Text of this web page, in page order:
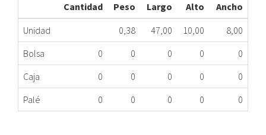
Cantidad Peso Largo Alto
Ancho
Unidad
0,38 47,00 10,00
8,00
Bolsa
0 0 0 0
0
Caja
0 0 0 0
0
Palé
0 0 0 0 0